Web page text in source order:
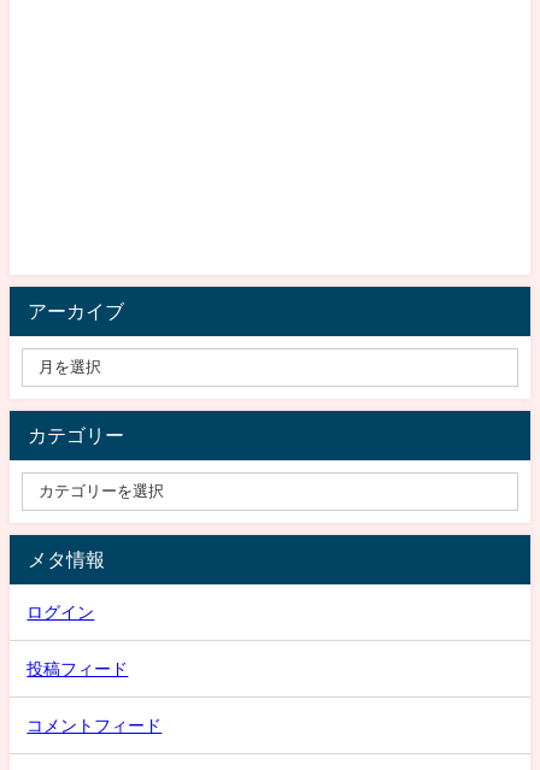
アーカイブ
カテゴリー
メタ情報
ログイン
投稿フィード
コメントフィード